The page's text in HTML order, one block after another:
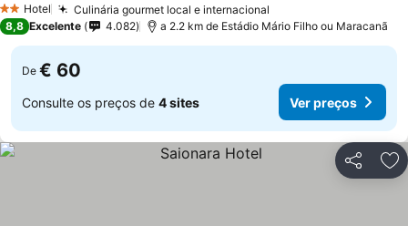
2 Estrelas
Hotel Culinária gourmet local e internacional
8,8 Excelente 4.082 a 2.2 km de Estádio Mário Filho ou Maracanã
De € 60
Consulte os preços de 4 sites Ver preços
Partilhar